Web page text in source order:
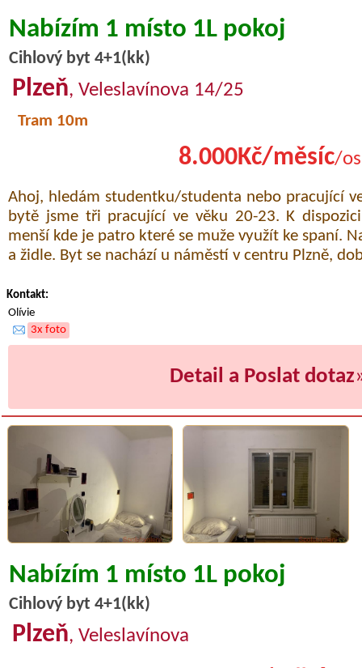
Nabízím 1 místo 1L pokoj
Cihlový byt 4+1(kk)
Plzeň, Veleslavínova 14/25
Tram 10m
8.000Kč/měsíc/
Ahoj, hledám studentku/studenta nebo pracující
bytě jsme tři pracující ve věku 20-23. K
menší kde je patro které se muže využít ke spaní.
a židle. Byt se nachází u náměstí v centru Plzně,
Kontakt:
Olívie
3x foto
Detail a Poslat dotaz
Nabízím 1 místo 1L pokoj
Cihlový byt 4+1(kk)
Plzeň, Veleslavínova